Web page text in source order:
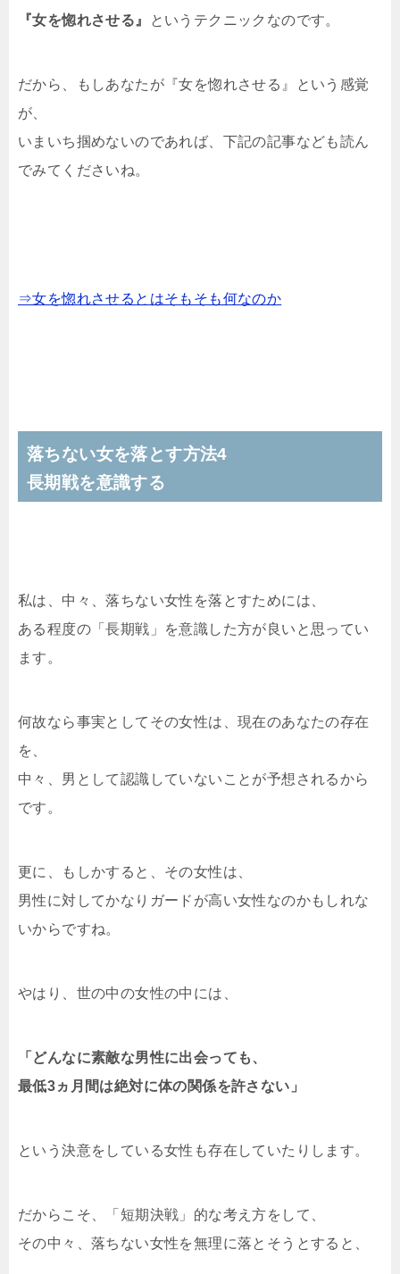
『女を惚れさせる』 というテクニックなのです。
だから、もしあなたが『女を惚れさせる』という感覚
が、
いまいち掴めないのであれば、下記の記事なども読ん
でみてくださいね。
⇒女を惚れさせるとはそもそも何なのか
落ちない女を落とす方法4
長期戦を意識する
私は、中々、落ちない女性を落とすためには、
ある程度の「長期戦」を意識した方が良いと思ってい
ます。
何故なら事実としてその女性は、現在のあなたの存在
を、
中々、男として認識していないことが予想されるから
です。
更に、もしかすると、その女性は、
男性に対してかなりガードが高い女性なのかもしれな
いからですね。
やはり、世の中の女性の中には、
「どんなに素敵な男性に出会っても、
最低3ヵ月間は絶対に体の関係を許さない」
という決意をしている女性も存在していたりします。
だからこそ、「短期決戦」的な考え方をして、
その中々、落ちない女性を無理に落とそうとすると、